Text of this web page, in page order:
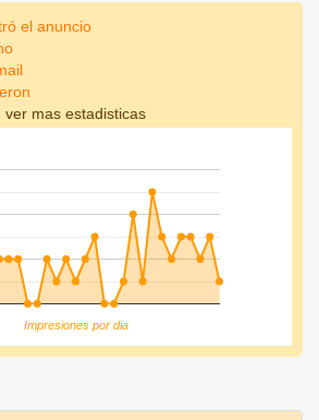
el anuncio
ver mas estadisticas
Impresiones por dia